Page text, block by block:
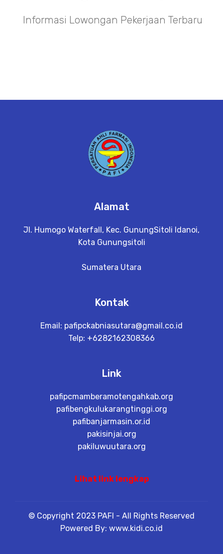
Informasi Lowongan Pekerjaan Terbaru
Alamat
Jl. Humogo Waterfall, Kec. GunungSitoli Idanoi,
Kota Gunungsitoli
Sumatera Utara
Kontak
Email: pafipckabniasutara@gmail.co.id
Telp: +6282162308366
Link
pafipcmamberamotengahkab.org
pafibengkulukarangtinggi.org
pafibanjarmasin.or.id
pakisinjai.org
pakiluwuutara.org
Lihat link lengkap
© Copyright 2023 PAFI - All Rights Reserved
Powered By: www.kidi.co.id